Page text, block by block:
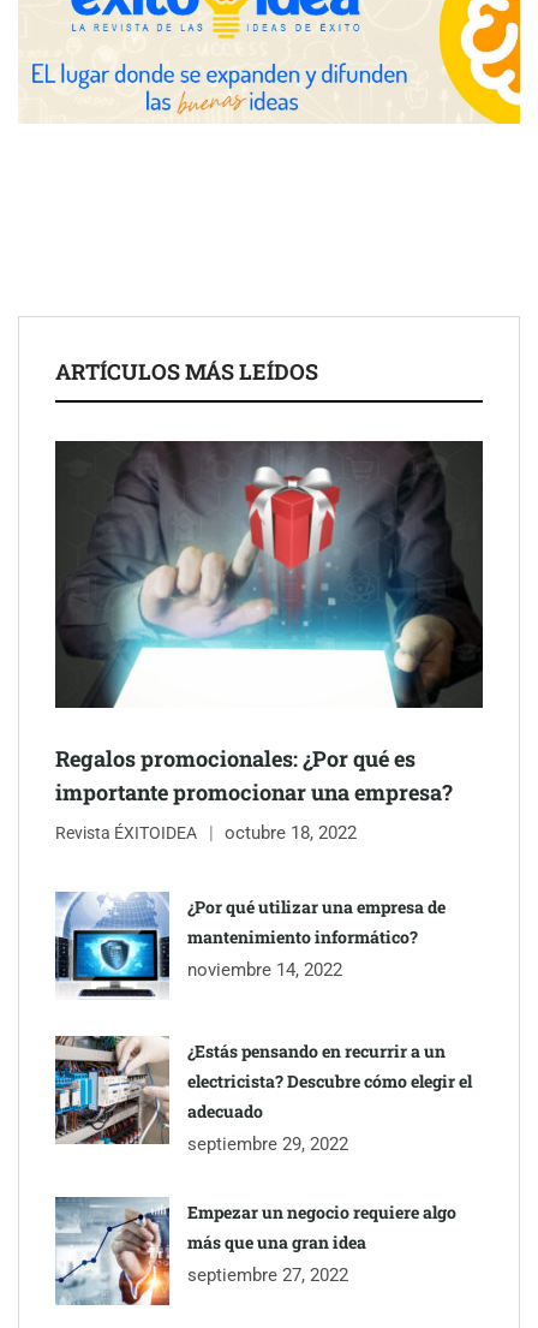
COMPALISS de LYSOTRIC: cuando un solo producto multiplica
las posibilidades del salón profesional
Schaeffler mejora su rentabilidad en el primer semestre de 2026
NOVA: innovación y diseño que transforman espacios de la
mano de Tormo Franquicias
ARTÍCULOS MÁS LEÍDOS
Regalos promocionales: ¿Por qué es
importante promocionar una empresa?
Revista ÉXITOIDEA octubre 18, 2022
¿Por qué utilizar una empresa de
mantenimiento informático?
noviembre 14, 2022
¿Estás pensando en recurrir a un
electricista? Descubre cómo elegir el
adecuado
septiembre 29, 2022
Empezar un negocio requiere algo
más que una gran idea
septiembre 27, 2022